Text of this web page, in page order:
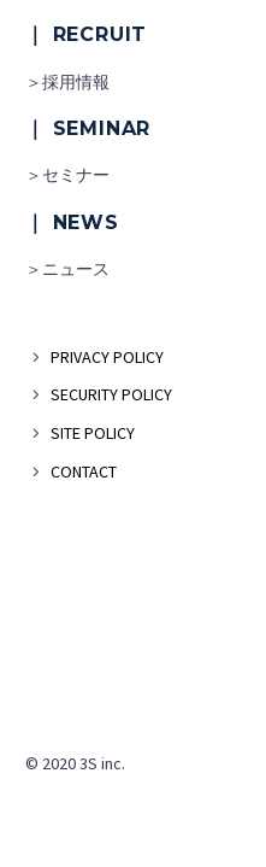
｜ RECRUIT
＞採用情報
｜ SEMINAR
＞セミナー
｜ NEWS
＞ニュース
PRIVACY POLICY
SECURITY POLICY
SITE POLICY
CONTACT
© 2020 3S inc.